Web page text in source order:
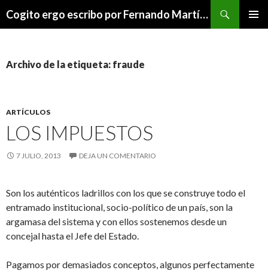
Cogito ergo escribo por Fernando Martínez Serrano
Archivo de la etiqueta: fraude
ARTÍCULOS
LOS IMPUESTOS
7 JULIO, 2013 DEJA UN COMENTARIO
Son los auténticos ladrillos con los que se construye todo el
entramado institucional, socio-político de un país, son la
argamasa del sistema y con ellos sostenemos desde un
concejal hasta el Jefe del Estado.
Pagamos por demasiados conceptos, algunos perfectamente